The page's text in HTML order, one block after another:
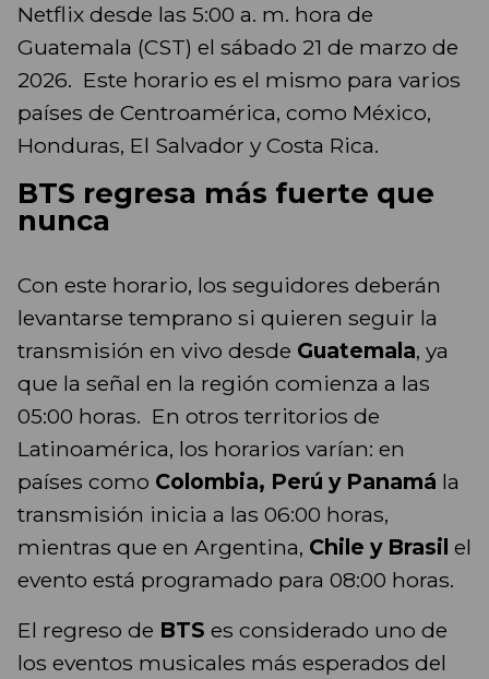
Netflix desde las 5:00 a. m. hora de
Guatemala (CST) el sábado 21 de marzo de
2026. Este horario es el mismo para varios
países de Centroamérica, como México,
Honduras, El Salvador y Costa Rica.
BTS regresa más fuerte que
nunca
Con este horario, los seguidores deberán
levantarse temprano si quieren seguir la
transmisión en vivo desde Guatemala, ya
que la señal en la región comienza a las
05:00 horas. En otros territorios de
Latinoamérica, los horarios varían: en
países como Colombia, Perú y Panamá la
transmisión inicia a las 06:00 horas,
mientras que en Argentina, Chile y Brasil el
evento está programado para 08:00 horas.
El regreso de BTS es considerado uno de
los eventos musicales más esperados del